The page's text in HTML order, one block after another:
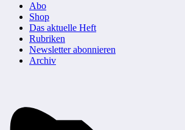
Abo
Shop
Das aktuelle Heft
Rubriken
Newsletter abonnieren
Archiv